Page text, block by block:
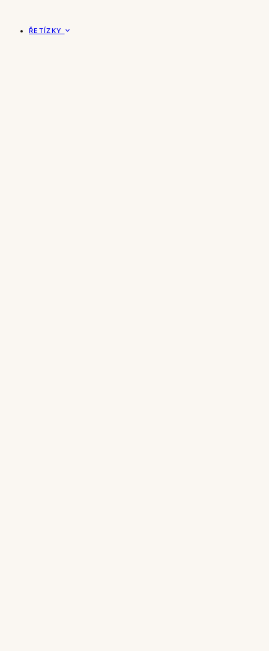
ŘETÍZKY